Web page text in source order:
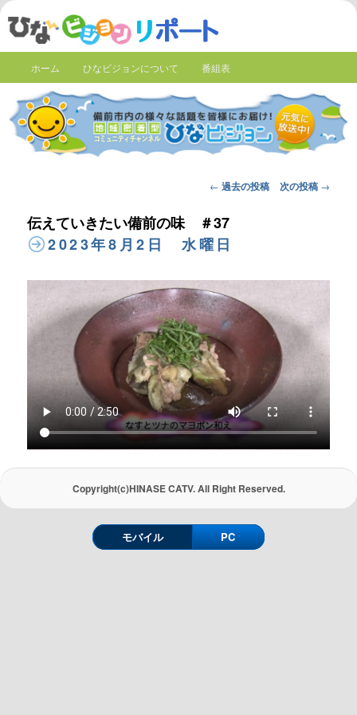
ホーム ひなビジョンについて 番組表
Post
← 過去の投稿 次の投稿 →
伝えていきたい備前の味 ＃37
2023年8月2日 水曜日
Copyright(c)HINASE CATV. All Right Reserved.
モバイル PC